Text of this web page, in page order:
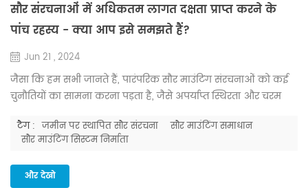
सौर संरचनाओं में अधिकतम लागत दक्षता प्राप्त करने के
पांच रहस्य - क्या आप इसे समझते हैं?
Jun 21 , 2024
जैसा कि हम सभी जानते हैं, पारंपरिक सौर माउंटिंग संरचनाओं को कई
चुनौतियों का सामना करना पड़ता है, जैसे अपर्याप्त स्थिरता और चरम
कारण बन सकती है। इसके अतिरिक्त, उनकी जटिल स्थापना प्रक्रियाएँ
महत्वपूर्ण जनशक्ति और संसाधनों का उपभोग करती हैं, जबकि अपर्याप्त
रखरखाव तंत्र के परिणामस्वरूप उच्च रखरखाव लागत होती है। इन मुद्दों से
निपटने के लिए, व्य...
टैग : जमीन पर स्थापित सौर संरचना
सौर माउंटिंग समाधान
सौर माउंटिंग सिस्टम निर्माता
और देखो